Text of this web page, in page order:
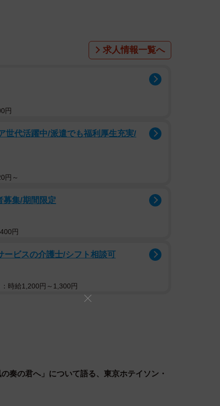
求人情報一覧へ
円
世代活躍中/派遣でも福利厚生充実/
円～
募集/期間限定
円
ービスの介護士/シフト相談可
時給1,200円～1,300円
奏の君へ」について語る、東京ホテイソン・